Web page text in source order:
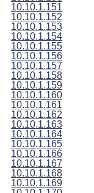
10.10.1.151
10.10.1.152
10.10.1.153
10.10.1.154
10.10.1.155
10.10.1.156
10.10.1.157
10.10.1.158
10.10.1.159
10.10.1.160
10.10.1.161
10.10.1.162
10.10.1.163
10.10.1.164
10.10.1.165
10.10.1.166
10.10.1.167
10.10.1.168
10.10.1.169